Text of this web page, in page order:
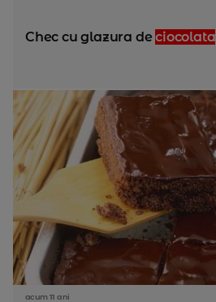
Chec cu glazura deciocolata
acum 11 ani